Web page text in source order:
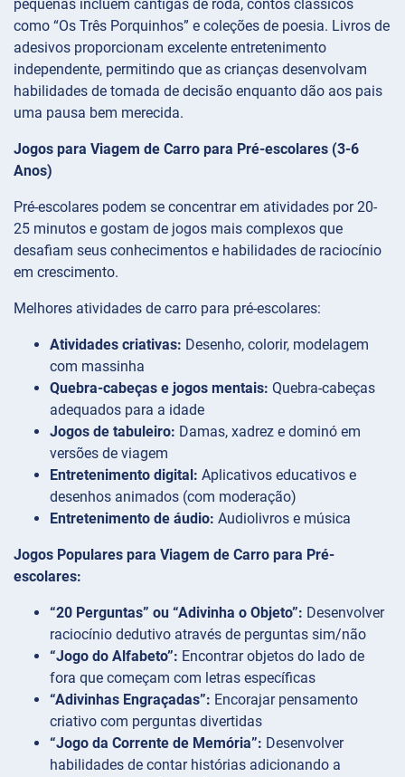
pequenas incluem cantigas de roda, contos clássicos
como “Os Três Porquinhos” e coleções de poesia. Livros de
adesivos proporcionam excelente entretenimento
independente, permitindo que as crianças desenvolvam
habilidades de tomada de decisão enquanto dão aos pais
uma pausa bem merecida.
Jogos para Viagem de Carro para Pré-escolares (3-6
Anos)
Pré-escolares podem se concentrar em atividades por 20-
25 minutos e gostam de jogos mais complexos que
desafiam seus conhecimentos e habilidades de raciocínio
em crescimento.
Melhores atividades de carro para pré-escolares:
Atividades criativas: Desenho, colorir, modelagem
com massinha
Quebra-cabeças e jogos mentais: Quebra-cabeças
adequados para a idade
Jogos de tabuleiro: Damas, xadrez e dominó em
versões de viagem
Entretenimento digital: Aplicativos educativos e
desenhos animados (com moderação)
Entretenimento de áudio: Audiolivros e música
Jogos Populares para Viagem de Carro para Pré-
escolares:
“20 Perguntas” ou “Adivinha o Objeto”: Desenvolver
raciocínio dedutivo através de perguntas sim/não
“Jogo do Alfabeto”: Encontrar objetos do lado de
fora que começam com letras específicas
“Adivinhas Engraçadas”: Encorajar pensamento
criativo com perguntas divertidas
“Jogo da Corrente de Memória”: Desenvolver
habilidades de contar histórias adicionando a